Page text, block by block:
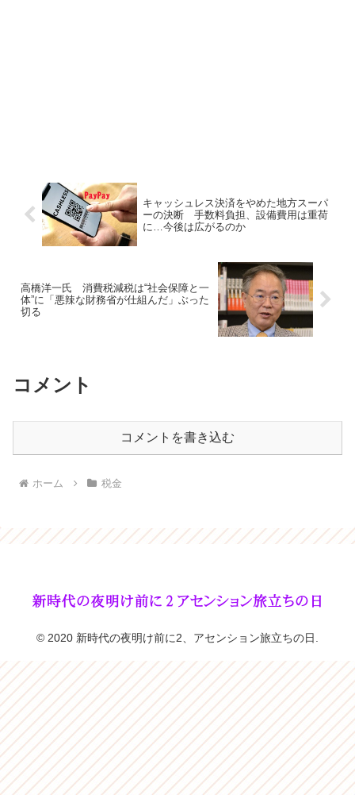
キャッシュレス決済をやめた地方スーパ
ーの決断 手数料負担、設備費用は重荷
に…今後は広がるのか
高橋洋一氏 消費税減税は“社会保障と一
体”に「悪辣な財務省が仕組んだ」ぶった
切る
コメント
コメントを書き込む
ホーム 税金
© 2020 新時代の夜明け前に2、アセンション旅立ちの日.